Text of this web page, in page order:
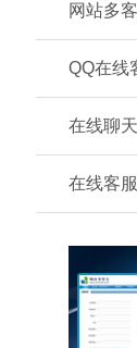
网站多
QQ在线
在线聊
在线客